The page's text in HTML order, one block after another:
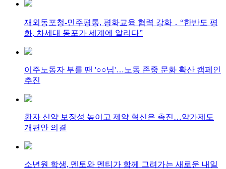
재외동포청-민주평통, 평화교육 협력 강화 ․ “한반도 평
화, 차세대 동포가 세계에 알리다”
이주노동자 부를 땐 '○○님'…노동 존중 문화 확산 캠페인
추진
환자 신약 보장성 높이고 제약 혁신은 촉진…약가제도
개편안 의결
소년원 학생, 멘토와 멘티가 함께 그려가는 새로운 내일